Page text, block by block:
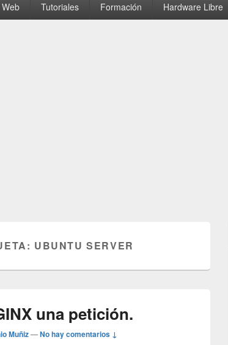
Tutoriales Formación Hardware Libre
UBUNTU SERVER
una petición.
Muñiz—No hay comentarios ↓